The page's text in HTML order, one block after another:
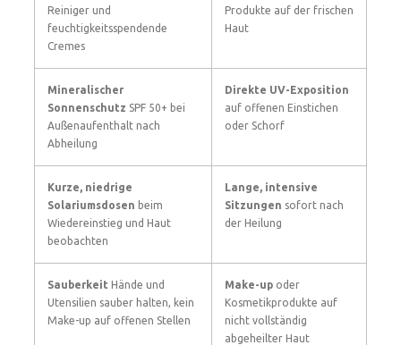
Reiniger und
feuchtigkeitsspendende
Cremes
Produkte auf der frischen
Haut
Mineralischer
Sonnenschutz SPF 50+ bei
Außenaufenthalt nach
Abheilung
Direkte UV-Exposition
auf offenen Einstichen
oder Schorf
Kurze, niedrige
Solariumsdosen beim
Wiedereinstieg und Haut
beobachten
Lange, intensive
Sitzungen sofort nach
der Heilung
Sauberkeit Hände und
Utensilien sauber halten, kein
Make-up auf offenen Stellen
Make-up oder
Kosmetikprodukte auf
nicht vollständig
abgeheilter Haut